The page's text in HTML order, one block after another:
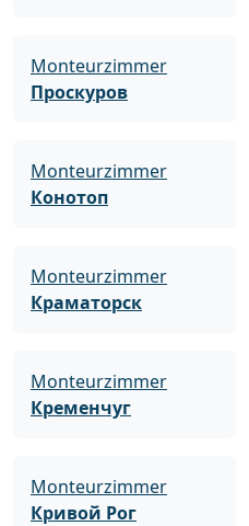
Monteurzimmer
Проскуров
Monteurzimmer
Конотоп
Monteurzimmer
Краматорск
Monteurzimmer
Кременчуг
Monteurzimmer
Кривой Рог